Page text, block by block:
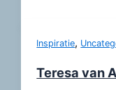
Inspiratie,
Teresa van